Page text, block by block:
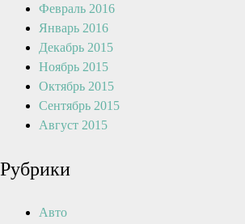
Февраль 2016
Январь 2016
Декабрь 2015
Ноябрь 2015
Октябрь 2015
Сентябрь 2015
Август 2015
Рубрики
Авто